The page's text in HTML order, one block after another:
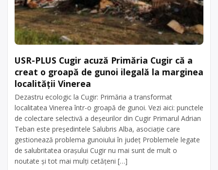
USR-PLUS Cugir acuză Primăria Cugir că a
creat o groapă de gunoi ilegală la marginea
localității Vinerea
Dezastru ecologic la Cugir: Primăria a transformat
localitatea Vinerea într-o groapă de gunoi. Vezi aici: punctele
de colectare selectivă a deșeurilor din Cugir Primarul Adrian
Teban este preşedintele Salubris Alba, asociaţie care
gestionează problema gunoiului în judeţ Problemele legate
de salubritatea oraşului Cugir nu mai sunt de mult o
noutate şi tot mai mulţi cetăţeni […]